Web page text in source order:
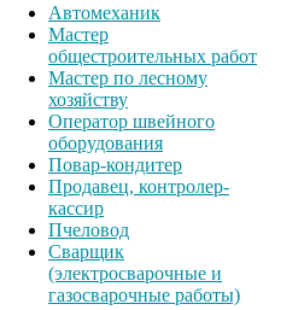
Автомеханик
Мастер
общестроительных работ
Мастер по лесному
хозяйству
Оператор швейного
оборудования
Повар-кондитер
Продавец, контролер-
кассир
Пчеловод
Сварщик
(электросварочные и
газосварочные работы)